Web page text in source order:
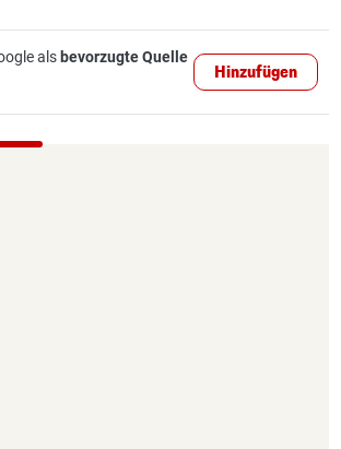
als bevorzugte Quelle
Hinzufügen